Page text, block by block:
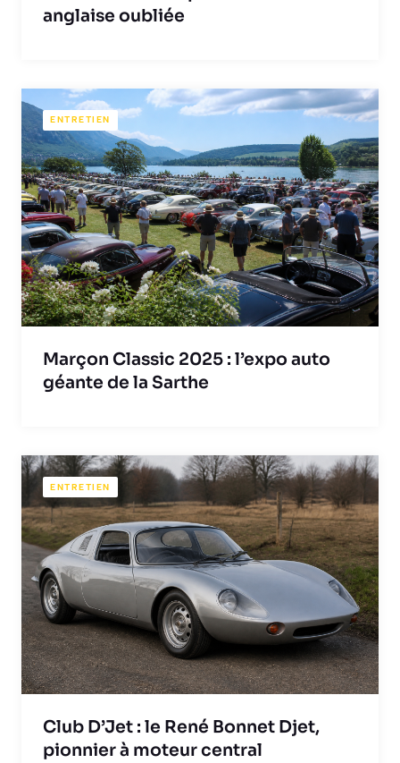
anglaise oubliée
ENTRETIEN
Marçon Classic 2025 : l’expo auto
géante de la Sarthe
ENTRETIEN
Club D’Jet : le René Bonnet Djet,
pionnier à moteur central